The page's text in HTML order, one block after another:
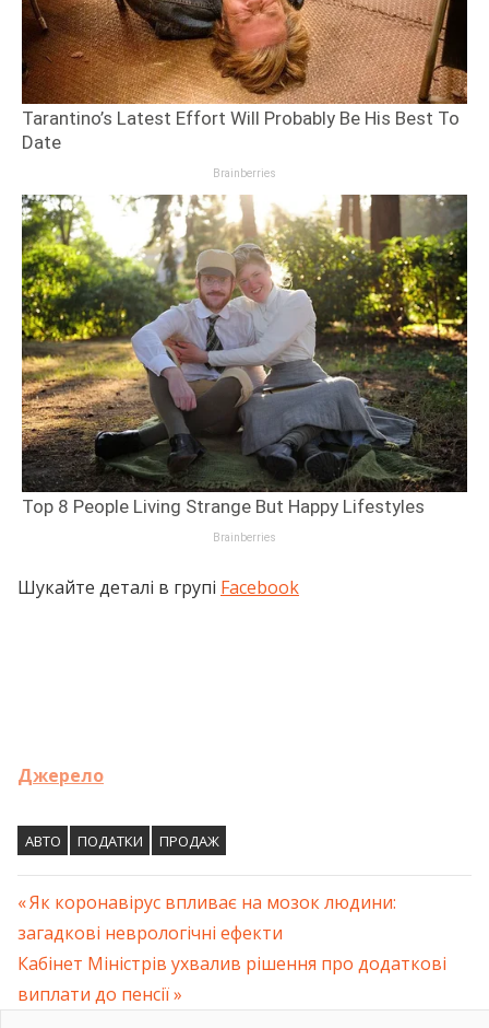
Шукайте деталі в групі Facebook
Джерело
АВТО ПОДАТКИ ПРОДАЖ
Навігація
записів
Previous
Post:
Як коронавірус впливає на мозок людини:
загадкові неврологічні ефекти
Next
Post:
Кабінет Міністрів ухвалив рішення про додаткові
виплати до пенсії